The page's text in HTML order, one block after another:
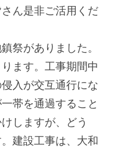
ん是非ご活用くだ
祭がありました。
ます。工事期間中
入が交互通行にな
帯を通過すること
しますが、どう
建設工事は、大和